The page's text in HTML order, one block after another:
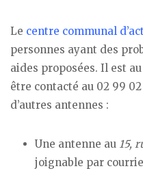
Le centre communal
personnes ayant des
aides proposées. Il est
être contacté au 02 99
d’autres antennes :
Une antenne au 15,
joignable par